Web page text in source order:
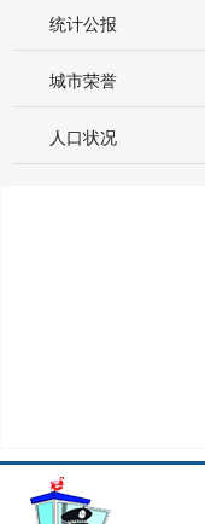
统计公报
城市荣誉
人口状况